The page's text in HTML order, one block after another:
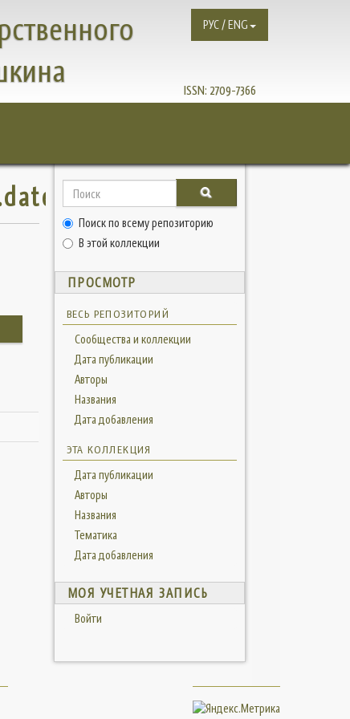
ISSN: 2709-7366
РУС / ENG
Поиск по всему репозиторию
В этой коллекции
ПРОСМОТР
ВЕСЬ РЕПОЗИТОРИЙ
Сообщества и коллекции
Дата публикации
Авторы
Названия
Дата добавления
ЭТА КОЛЛЕКЦИЯ
Дата публикации
Авторы
Названия
Тематика
Дата добавления
МОЯ УЧЕТНАЯ ЗАПИСЬ
Войти